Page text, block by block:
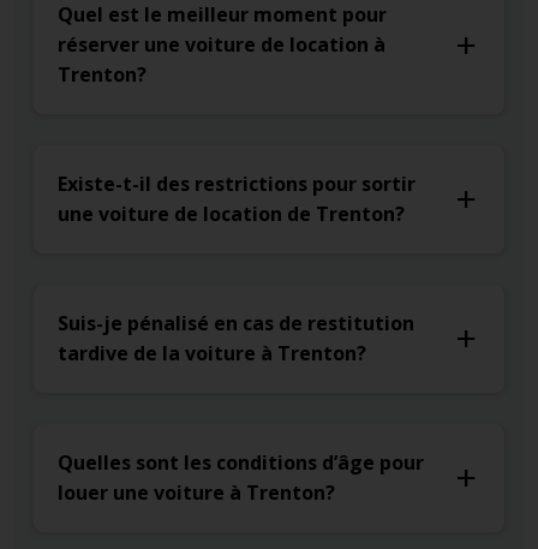
Quel est le meilleur moment pour
réserver une voiture de location à
Trenton?
Existe-t-il des restrictions pour sortir
une voiture de location de Trenton?
Suis-je pénalisé en cas de restitution
tardive de la voiture à Trenton?
Quelles sont les conditions d’âge pour
louer une voiture à Trenton?